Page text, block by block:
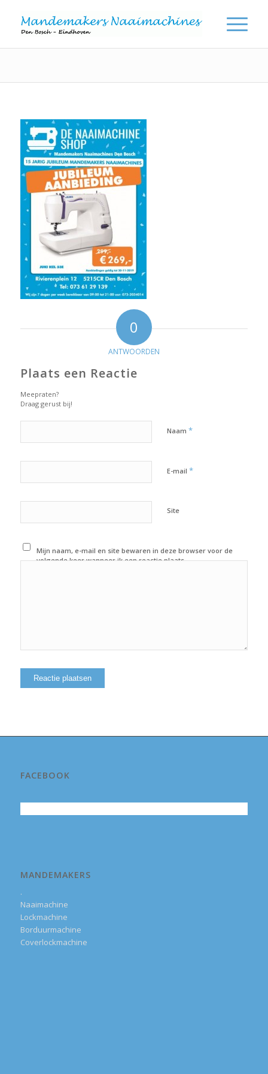
0
ANTWOORDEN
Plaats een Reactie
Meepraten?
Draag gerust bij!
Naam *
E-mail *
Site
Mijn naam, e-mail en site bewaren in deze browser voor de
volgende keer wanneer ik een reactie plaats.
FACEBOOK
MANDEMAKERS
.
Naaimachine
Lockmachine
Borduurmachine
Coverlockmachine